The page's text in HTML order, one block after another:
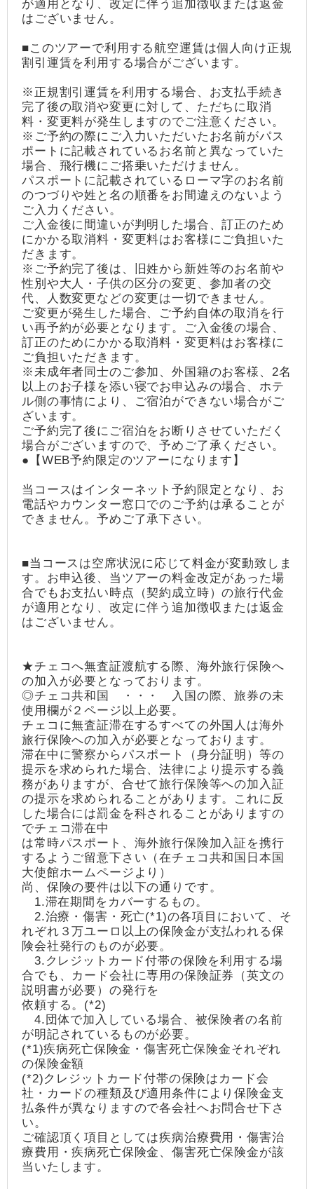
が適用となり、改定に伴う追加徴収または返金
はございません。
■このツアーで利用する航空運賃は個人向け正規
割引運賃を利用する場合がございます。
※正規割引運賃を利用する場合、お支払手続き
完了後の取消や変更に対して、ただちに取消
料・変更料が発生しますのでご注意ください。
※ご予約の際にご入力いただいたお名前がパス
ポートに記載されているお名前と異なっていた
場合、飛行機にご搭乗いただけません。
パスポートに記載されているローマ字のお名前
のつづりや姓と名の順番をお間違えのないよう
ご入力ください。
ご入金後に間違いが判明した場合、訂正のため
にかかる取消料・変更料はお客様にご負担いた
だきます。
※ご予約完了後は、旧姓から新姓等のお名前や
性別や大人・子供の区分の変更、参加者の交
代、人数変更などの変更は一切できません。
ご変更が発生した場合、ご予約自体の取消を行
い再予約が必要となります。ご入金後の場合、
訂正のためにかかる取消料・変更料はお客様に
ご負担いただきます。
※未成年者同士のご参加、外国籍のお客様、2名
以上のお子様を添い寝でお申込みの場合、ホテ
ル側の事情により、ご宿泊ができない場合がご
ざいます。
ご予約完了後にご宿泊をお断りさせていただく
場合がございますので、予めご了承ください。
●【WEB予約限定のツアーになります】
当コースはインターネット予約限定となり、お
電話やカウンター窓口でのご予約は承ることが
できません。予めご了承下さい。
■当コースは空席状況に応じて料金が変動致しま
す。お申込後、当ツアーの料金改定があった場
合でもお支払い時点（契約成立時）の旅行代金
が適用となり、改定に伴う追加徴収または返金
はございません。
★チェコへ無査証渡航する際、海外旅行保険へ
の加入が必要となっております。
◎チェコ共和国 ・・・ 入国の際、旅券の未
使用欄が２ページ以上必要。
チェコに無査証滞在するすべての外国人は海外
旅行保険への加入が必要となっております。
滞在中に警察からパスポート（身分証明）等の
提示を求められた場合、法律により提示する義
務がありますが、合せて旅行保険等への加入証
の提示を求められることがあります。これに反
した場合には罰金を科されることがありますの
でチェコ滞在中
は常時パスポート、海外旅行保険加入証を携行
するようご留意下さい（在チェコ共和国日本国
大使館ホームページより）
尚、保険の要件は以下の通りです。
1.滞在期間をカバーするもの。
2.治療・傷害・死亡(*1)の各項目において、そ
れぞれ３万ユーロ以上の保険金が支払われる保
険会社発行のものが必要。
3.クレジットカード付帯の保険を利用する場
合でも、カード会社に専用の保険証券（英文の
説明書が必要）の発行を
依頼する。(*2)
4.団体で加入している場合、被保険者の名前
が明記されているものが必要。
(*1)疾病死亡保険金・傷害死亡保険金それぞれ
の保険金額
(*2)クレジットカード付帯の保険はカード会
社・カードの種類及び適用条件により保険金支
払条件が異なりますので各会社へお問合せ下さ
い。
ご確認頂く項目としては疾病治療費用・傷害治
療費用・疾病死亡保険金、傷害死亡保険金が該
当いたします。